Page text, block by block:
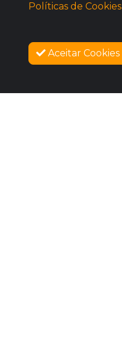
SOBRE NÓS
Políticas de Cookies
Aceitar Cookies